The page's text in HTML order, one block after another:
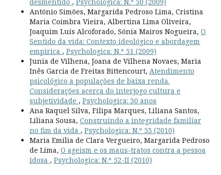
António Simões, Margarida Pedroso Lima, Cristina
Maria Coimbra Vieira, Albertina Lima Oliveira,
Joaquim Luís Alcoforado, Sónia Mairos Nogueira, O
Sentido da vida: Contexto ideológico e abordagem
empírica , Psychologica: N.º 51 (2009)
Junia de Vilhena, Joana de Vilhena Novaes, Maria
Inês Garcia de Freitas Bittencourt, Atendimento
psicológico a populações de baixa renda.
Considerações acerca do interjogo cultura e
subjetividade , Psychologica: 30 anos
Ana Raquel Silva, Filipa Marques, Liliana Santos,
Liliana Sousa, Construindo a integridade familiar
no fim da vida , Psychologica: N.º 53 (2010)
Maria Emília de Clara Vergueiro, Margarida Pedroso
de Lima, O ageism e os maus-tratos contra a pessoa
idosa , Psychologica: N.º 52-II (2010)